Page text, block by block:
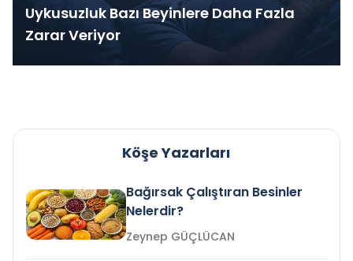
Uykusuzluk Bazı Beyinlere Daha Fazla
Zarar Veriyor
Köşe Yazarları
Bağırsak Çalıştıran Besinler
Nelerdir?
Zeynep GÜÇLÜCAN